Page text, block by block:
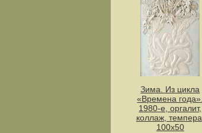
Зима. Из цикла
«Времена года».
1980-е, оргалит,
коллаж, темпера,
100х50